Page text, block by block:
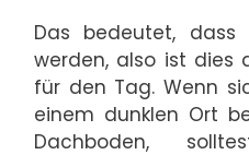
Das bedeutet,
werden, also ist dies
für den Tag. Wenn
einem dunklen Ort
Dachboden,